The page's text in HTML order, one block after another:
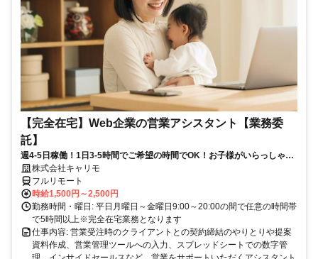
【完全在宅】Web企業の営業アシスタント【業務委
託】
週4-5日稼働！1日3-5時間でご希望の時間でOK！お子様がいらっしゃる
方でも働きやすい！
株式会社キャリモ
フルリモート
時給1,500円～2,500円
勤務時間・曜日: 平日月曜日～金曜日9:00～20:00の間で任意の時間帯
で5時間以上※完全在宅業務となります
仕事内容: 営業受注時のクライアントとの契約締結のやりとりや提案
資料作成、営業管理ツールへの入力、スプレッドシートでの数字管